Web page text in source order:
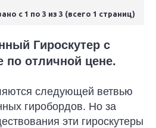
с 1 по 3 из 3 (всего 1 страниц)
Гироскутер с
по отличной цене.
следующей ветвью
гиробордов. Но за
эти гироскутеры